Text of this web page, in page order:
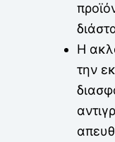
Η
την